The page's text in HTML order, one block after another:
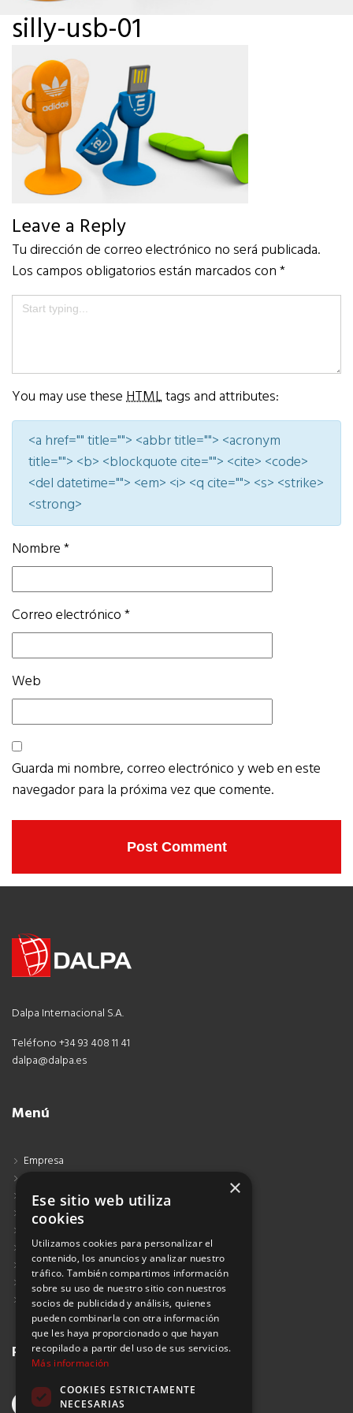
silly-usb-01
Leave a Reply
Tu dirección de correo electrónico no será publicada.
Los campos obligatorios están marcados con*
You may use theseHTMLtags and attributes:
<a href="" title=""> <abbr title=""> <acronym
title=""> <b> <blockquote cite=""> <cite> <code>
<del datetime=""> <em> <i> <q cite=""> <s> <strike>
<strong>
Nombre*
Correo electrónico*
Web
Guarda mi nombre, correo electrónico y web en este
navegador para la próxima vez que comente.
Dalpa Internacional S.A.
Teléfono +34 93 408 11 41
dalpa@dalpa.es
Menú
Empresa
Blog
Aviso Legal
Política de Privacidad
Política de Cookies
Política de Privacidad Redes Sociales
Suscribirse al Newsletter
Redes sociales
×
Ese sitio web utiliza
cookies
Utilizamos cookies para personalizar el
contenido, los anuncios y analizar nuestro
tráfico. También compartimos información
sobre su uso de nuestro sitio con nuestros
socios de publicidad y análisis, quienes
pueden combinarla con otra información
que les haya proporcionado o que hayan
recopilado a partir del uso de sus servicios.
Más información
COOKIES ESTRICTAMENTE
NECESARIAS